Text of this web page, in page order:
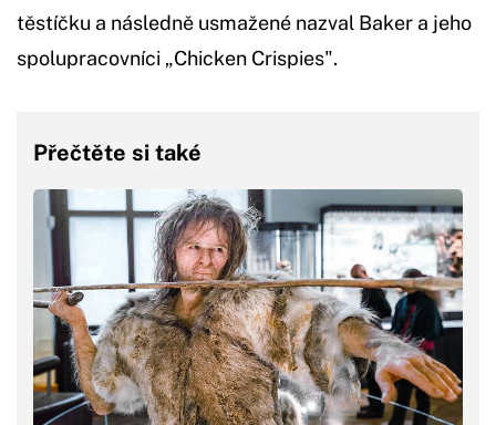
těstíčku a následně usmažené nazval Baker a jeho
spolupracovníci „Chicken Crispies".
Přečtěte si také